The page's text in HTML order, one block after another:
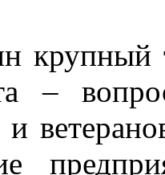
крупный
–